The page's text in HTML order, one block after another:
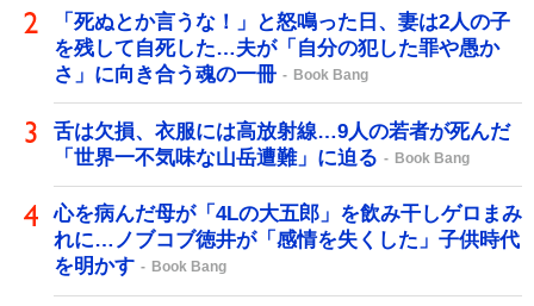
「死ぬとか言うな！」と怒鳴った日、妻は2人の子
を残して自死した…夫が「自分の犯した罪や愚か
さ」に向き合う魂の一冊
Book Bang
舌は欠損、衣服には高放射線…9人の若者が死んだ
「世界一不気味な山岳遭難」に迫る
Book Bang
心を病んだ母が「4Lの大五郎」を飲み干しゲロまみ
れに…ノブコブ徳井が「感情を失くした」子供時代
を明かす
Book Bang